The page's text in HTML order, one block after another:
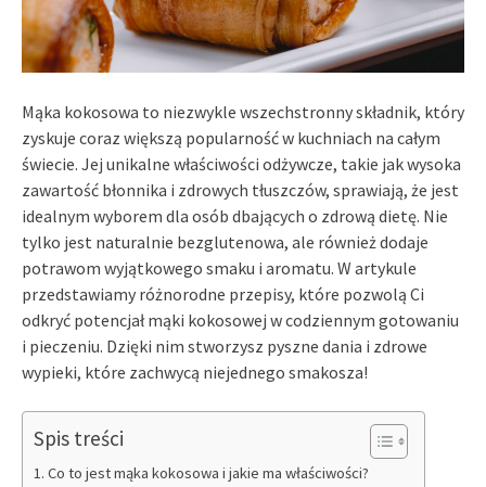
Mąka kokosowa to niezwykle wszechstronny składnik, który
zyskuje coraz większą popularność w kuchniach na całym
świecie. Jej unikalne właściwości odżywcze, takie jak wysoka
zawartość błonnika i zdrowych tłuszczów, sprawiają, że jest
idealnym wyborem dla osób dbających o zdrową dietę. Nie
tylko jest naturalnie bezglutenowa, ale również dodaje
potrawom wyjątkowego smaku i aromatu. W artykule
przedstawiamy różnorodne przepisy, które pozwolą Ci
odkryć potencjał mąki kokosowej w codziennym gotowaniu
i pieczeniu. Dzięki nim stworzysz pyszne dania i zdrowe
wypieki, które zachwycą niejednego smakosza!
Spis treści
Co to jest mąka kokosowa i jakie ma właściwości?